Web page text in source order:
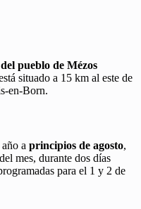
pueblo de Mézos
situado a 15 km al este de
en-Born.
a principios de agosto,
mes, durante dos días
para el 1 y 2 de